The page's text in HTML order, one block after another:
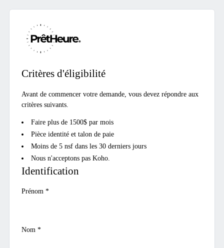
Critères d'éligibilité
Avant de commencer votre demande, vous devez répondre aux
critères suivants.
Faire plus de 1500$ par mois
Pièce identité et talon de paie
Moins de 5 nsf dans les 30 derniers jours
Nous n'acceptons pas Koho.
Identification
Prénom *
Nom *